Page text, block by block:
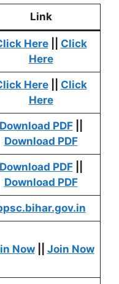
Link
Here|| Click
Here
Here|| Click
Here
Download PDF||
Download PDF
Download PDF||
Download PDF
Now|| Join Now